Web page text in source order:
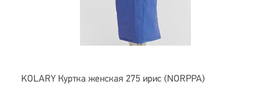
KOLARY Куртка женская 275 ирис (NORPPA)